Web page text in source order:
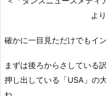
よ
確かに一目見ただけでもイ
まずは後ろからさしている
押し出している「USA」の